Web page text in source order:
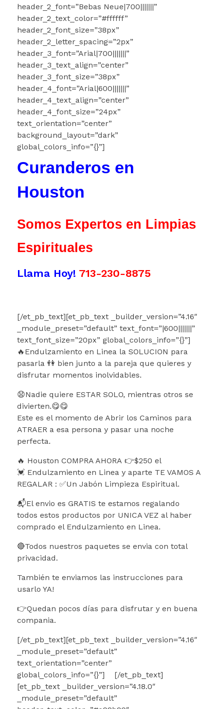
header_2_font=”Bebas Neue|700|||||||”
header_2_text_color=”#ffffff”
header_2_font_size=”38px”
header_2_letter_spacing=”2px”
header_3_font=”Arial|700|||||||”
header_3_text_align=”center”
header_3_font_size=”38px”
header_4_font=”Arial|600|||||||”
header_4_text_align=”center”
header_4_font_size=”24px”
text_orientation=”center”
background_layout=”dark”
global_colors_info=”{}”]
Curanderos en
Houston
Somos Expertos en Limpias
Espirituales
Llama Hoy! 713-230-8875
[/et_pb_text][et_pb_text _builder_version=”4.16″
_module_preset=”default” text_font=”|600|||||||”
text_font_size=”20px” global_colors_info=”{}”]
🔥Endulzamiento en Linea la SOLUCION para
pasarla 👫 bien junto a la pareja que quieres y
disfrutar momentos inolvidables.
😧Nadie quiere ESTAR SOLO, mientras otros se
divierten.😋😋
Este es el momento de Abrir los Caminos para
ATRAER a esa persona y pasar una noche
perfecta.
🔥 Houston COMPRA AHORA 👉$250 el
💓 Endulzamiento en Linea y aparte TE VAMOS A
REGALAR : ✅Un Jabón Limpieza Espiritual.
📬El envio es GRATIS te estamos regalando
todos estos productos por UNICA VEZ al haber
comprado el Endulzamiento en Linea.
🔴Todos nuestros paquetes se envia con total
privacidad.
También te enviamos las instrucciones para
usarlo YA!
👉Quedan pocos días para disfrutar y en buena
compania.
[/et_pb_text][et_pb_text _builder_version=”4.16″
_module_preset=”default”
text_orientation=”center”
global_colors_info=”{}”]
[/et_pb_text]
[et_pb_text _builder_version=”4.18.0″
_module_preset=”default”